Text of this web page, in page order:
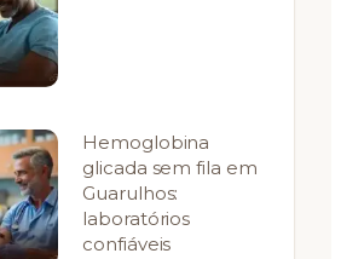
Hemoglobina
glicada sem fila em
Guarulhos:
laboratórios
confiáveis